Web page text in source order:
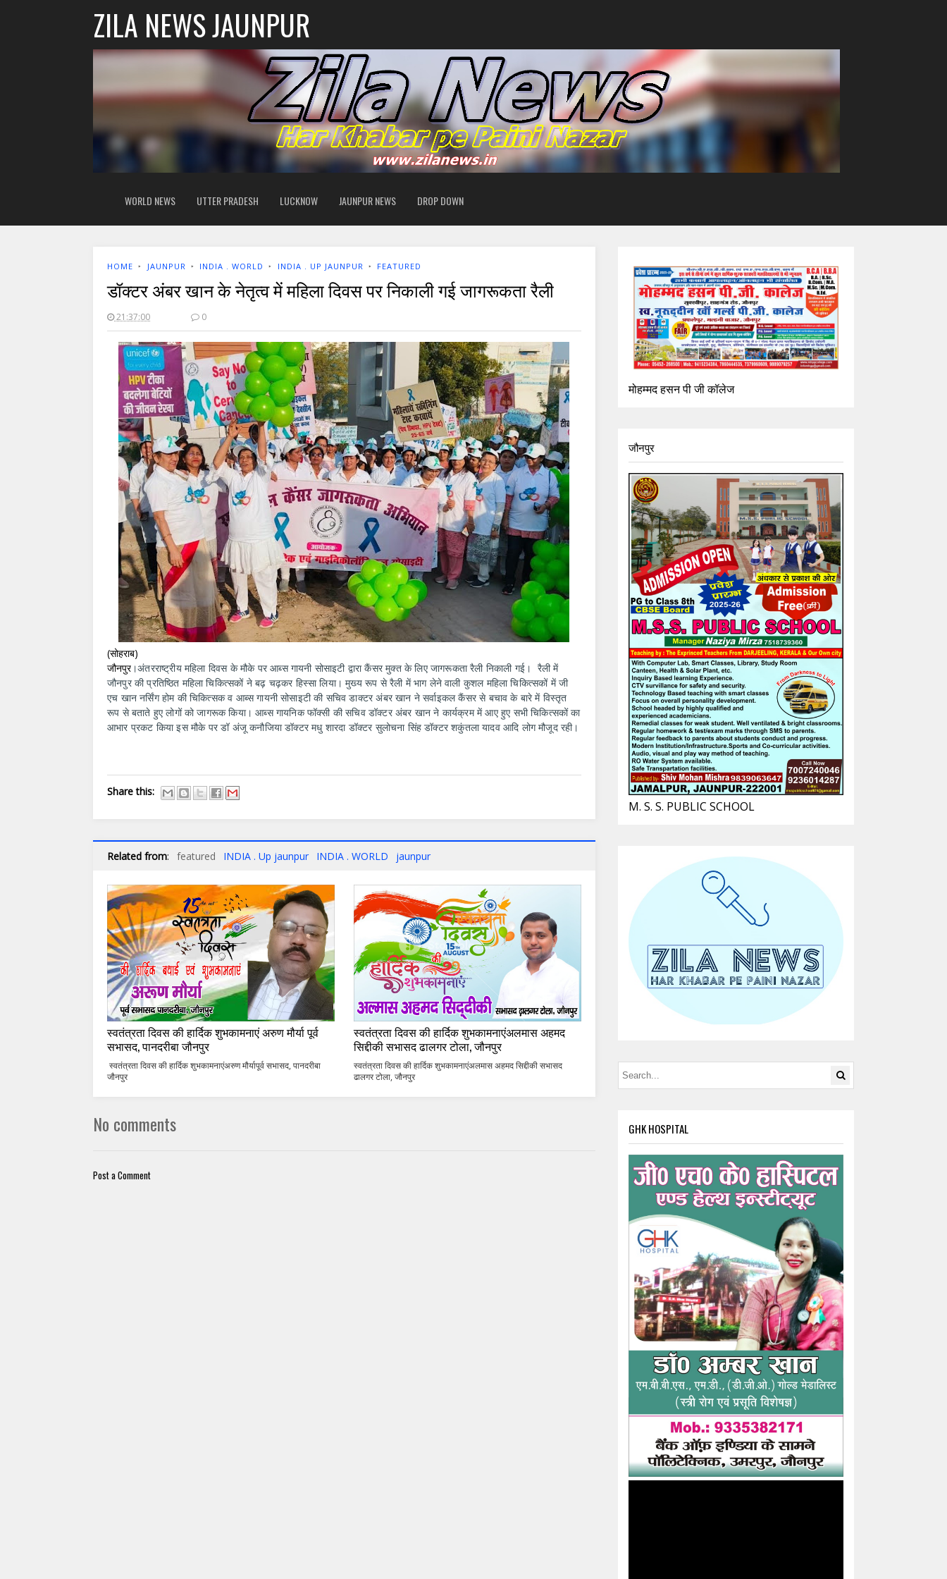
ZILA NEWS JAUNPUR
WORLD NEWS UTTER PRADESH LUCKNOW JAUNPUR NEWS DROP DOWN
HOME ‣ JAUNPUR ‣ INDIA . WORLD ‣ INDIA . UP JAUNPUR ‣ FEATURED
डॉक्टर अंबर खान के नेतृत्व में महिला दिवस पर निकाली गई जागरूकता रैली
21:37:00 0
(सोहराब)
जौनपुर ।अंतरराष्ट्रीय महिला दिवस के मौके पर आब्स गायनी सोसाइटी द्वारा कैंसर मुक्त के लिए जागरूकता रैली निकाली गई। रैली में
जौनपुर की प्रतिष्ठित महिला चिकित्सकों ने बढ़ चढ़कर हिस्सा लिया। मुख्य रूप से रैली में भाग लेने वाली कुशल महिला चिकित्सकों में जी
एच खान नर्सिंग होम की चिकित्सक व आब्स गायनी सोसाइटी की सचिव डाक्टर अंबर खान ने सर्वाइकल कैंसर से बचाव के बारे में विस्तृत
रूप से बताते हुए लोगों को जागरूक किया। आब्स गायनिक फॉक्सी की सचिव डॉक्टर अंबर खान ने कार्यक्रम में आए हुए सभी चिकित्सकों का
आभार प्रकट किया इस मौके पर डॉ अंजू कनौजिया डॉक्टर मधु शारदा डॉक्टर सुलोचना सिंह डॉक्टर शकुंतला यादव आदि लोग मौजूद रही।
Share this:
Related from: featured INDIA . Up jaunpur INDIA . WORLD jaunpur
स्वतंत्रता दिवस की हार्दिक शुभकामनाएं अरुण मौर्या पूर्व
सभासद, पानदरीबा जौनपुर
स्वतंत्रता दिवस की हार्दिक शुभकामनाएंअरुण मौर्यापूर्व सभासद, पानदरीबा
जौनपुर
स्वतंत्रता दिवस की हार्दिक शुभकामनाएंअलमास अहमद
सिद्दीकी सभासद ढालगर टोला, जौनपुर
स्वतंत्रता दिवस की हार्दिक शुभकामनाएंअलमास अहमद सिद्दीकी सभासद
ढालगर टोला, जौनपुर
No comments
Post a Comment
मोहम्मद हसन पी जी कॉलेज
जौनपुर
M. S. S. PUBLIC SCHOOL
GHK HOSPITAL